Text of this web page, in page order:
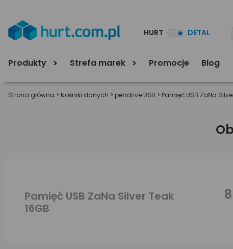
HURT DETAL
Produkty Strefa marek Promocje Blog
Strona główna > Nośniki danych > pendrive USB > Pamięć USB ZaNa
Pamięć USB ZaNa Silver Teak
16GB